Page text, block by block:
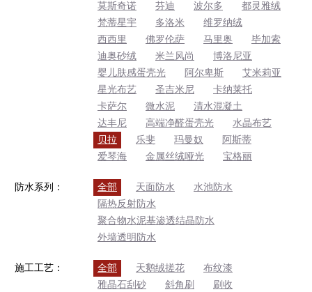
莫斯奇诺
芬迪 波尔多
都灵雅绒
梵蒂星宇
多洛米
维罗纳绒
西西里
佛罗伦萨 马里奥
毕加索
迪奥砂绒
米兰风尚
博洛尼亚
婴儿肤感蛋壳光
阿尔卑斯
艾米莉亚
星光布艺
圣吉米尼
卡纳莱托
卡萨尔
微水泥
清水混凝土
达丰尼
高端净醛蛋壳光
水晶布艺
贝拉
乐斐 玛曼奴
阿斯蒂
爱琴海
金属丝绒哑光 宝格丽
防水系列： 全部 天面防水
水池防水
隔热反射防水
聚合物水泥基渗透结晶防水
外墙透明防水
施工工艺： 全部 天鹅绒搓花
布纹漆
雅晶石刮砂
斜角刷
刷收